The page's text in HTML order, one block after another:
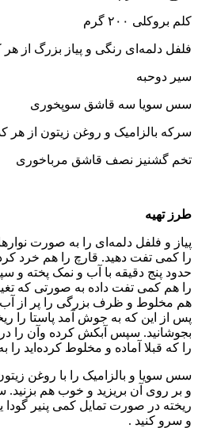
کلم بروکلی ۲۰۰ گرم
فلفل دلمه‌ای رنگی و پیاز بزرگ از
سیر دوحبه
سس سویا سه قاشق سوپخوری
سرکه بالزامیک و روغن زیتون از
تخم گشنیز نصف قاشق مرباخوری
طرز تهیه
پیاز و فلفل دلمه‌ای را به صورت
را کمی تفت دهید. قارچ را هم خرد
حدود پنج دقیقه با آب و نمک پخته
را هم کمی تفت داده به صورتی که
هم مخلوط و ظرف بزرگی را پر از آب
بجوشانید. سپس آبکش کرده وآن را
را که قبلا آماده و مخلوط کرده‌اید
سس سویا و بالزامیک را با روغن
و بر روی آن بریزید و خوب هم
ریخته در صورت تمایل کمی پنیر گودا
و سرو کنید .